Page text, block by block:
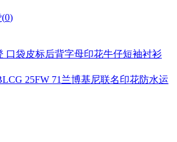
(0)
口袋皮标后背字母印花牛仔短袖衬衫
25FW 71兰博基尼联名印花防水运